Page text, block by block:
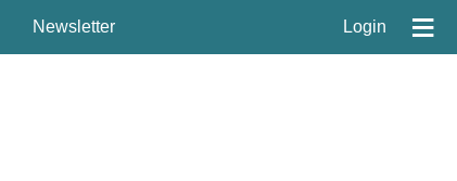
Newsletter Login ≡